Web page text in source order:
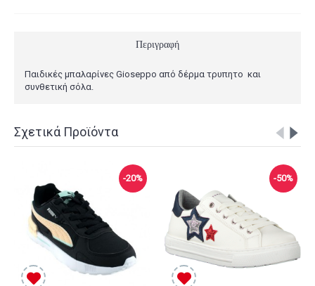
Περιγραφή
Παιδικές μπαλαρίνες Gioseppo από δέρμα τρυπητο και
συνθετική σόλα.
Σχετικά Προϊόντα
-20% -50%